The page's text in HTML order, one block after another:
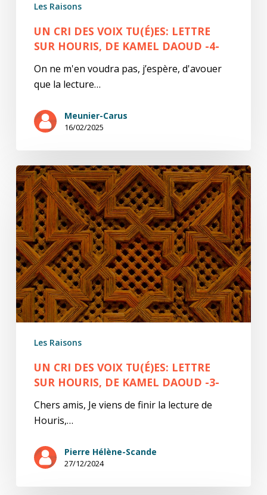
Les Raisons
UN CRI DES VOIX TU(É)ES: LETTRE
SUR HOURIS, DE KAMEL DAOUD -4-
On ne m'en voudra pas, j’espère, d'avouer
que la lecture…
Meunier-Carus
16/02/2025
Un
cri
des
voix
tu(é)es:
lettre
sur
Houris,
de
Kamel
Les Raisons
UN CRI DES VOIX TU(É)ES: LETTRE
SUR HOURIS, DE KAMEL DAOUD -3-
Chers amis, Je viens de finir la lecture de
Houris,…
Pierre Hélène-Scande
27/12/2024